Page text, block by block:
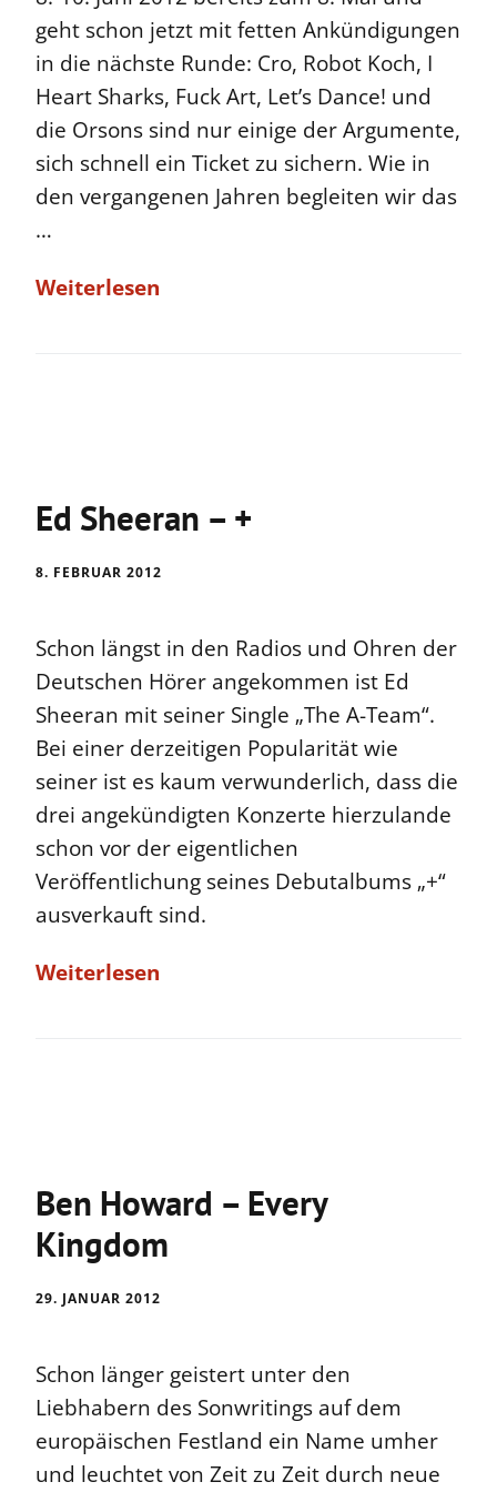
geht schon jetzt mit fetten Ankündigungen
in die nächste Runde: Cro, Robot Koch, I
Heart Sharks, Fuck Art, Let’s Dance! und
die Orsons sind nur einige der Argumente,
sich schnell ein Ticket zu sichern. Wie in
den vergangenen Jahren begleiten wir das
…
Weiterlesen
Ed Sheeran – +
8. FEBRUAR 2012
Schon längst in den Radios und Ohren der
Deutschen Hörer angekommen ist Ed
Sheeran mit seiner Single „The A-Team“.
Bei einer derzeitigen Popularität wie
seiner ist es kaum verwunderlich, dass die
drei angekündigten Konzerte hierzulande
schon vor der eigentlichen
Veröffentlichung seines Debutalbums „+“
ausverkauft sind.
Weiterlesen
Ben Howard – Every
Kingdom
29. JANUAR 2012
Schon länger geistert unter den
Liebhabern des Sonwritings auf dem
europäischen Festland ein Name umher
und leuchtet von Zeit zu Zeit durch neue